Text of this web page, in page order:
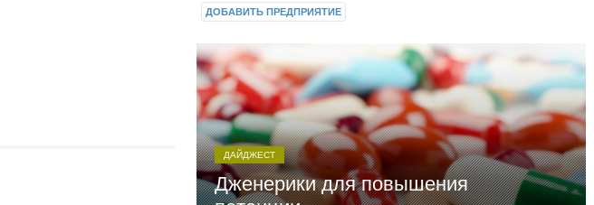
ДОБАВИТЬ ПРЕДПРИЯТИЕ
ДАЙДЖЕСТ
Дженерики для повышения